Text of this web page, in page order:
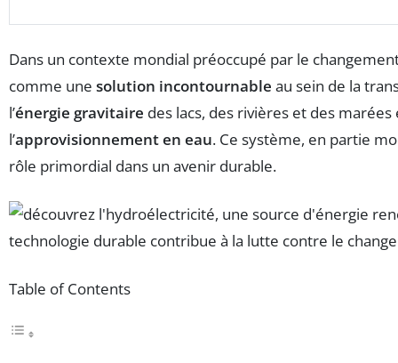
Dans un contexte mondial préoccupé par le
comme une solution incontournable au sein de la
l’énergie gravitaire des lacs, des rivières et des
l’approvisionnement en eau. Ce système, en partie
rôle primordial dans un avenir durable.
Table of Contents